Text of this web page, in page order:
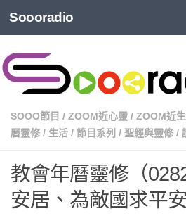
Soooradio
SOOO節目 / ZOOM近心靈 / ZOOM近
曆靈修 / 生活 / 節目系列 / 聖經與靈修 /
教會年曆靈修（
安居、為敵國求平安